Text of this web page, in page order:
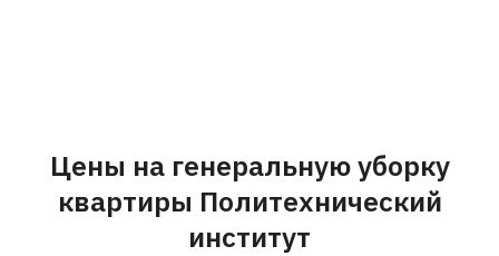
Цены на генеральную уборку
квартиры Политехнический
институт